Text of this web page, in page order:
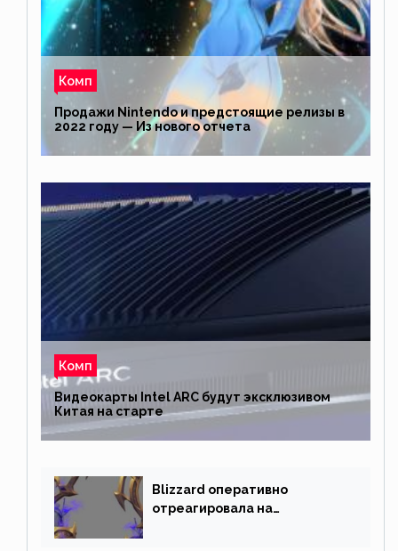
Комп
Продажи Nintendo и предстоящие релизы в
2022 году — Из нового отчета
Комп
Видеокарты Intel ARC будут эксклюзивом
Китая на старте
Blizzard оперативно
отреагировала на